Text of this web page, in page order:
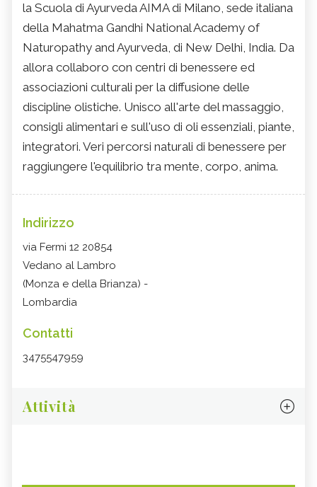
la Scuola di Ayurveda AIMA di Milano, sede italiana
della Mahatma Gandhi National Academy of
Naturopathy and Ayurveda, di New Delhi, India. Da
allora collaboro con centri di benessere ed
associazioni culturali per la diffusione delle
discipline olistiche. Unisco all'arte del massaggio,
consigli alimentari e sull'uso di oli essenziali, piante,
integratori. Veri percorsi naturali di benessere per
raggiungere l'equilibrio tra mente, corpo, anima.
Indirizzo
via Fermi 12 20854
Vedano al Lambro
(Monza e della Brianza) -
Lombardia
Contatti
3475547959
Attività